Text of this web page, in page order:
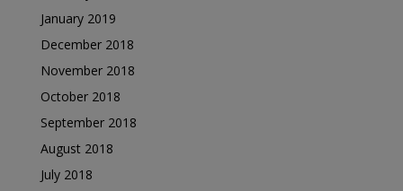
January 2019
December 2018
November 2018
October 2018
September 2018
August 2018
July 2018